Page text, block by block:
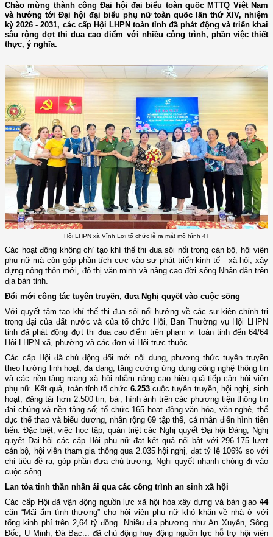
Chào mừng thành công Đại hội đại biểu toàn quốc MTTQ Việt Nam
và hướng tới Đại hội đại biểu phụ nữ toàn quốc lần thứ XIV, nhiệm
kỳ 2026 - 2031, các cấp Hội LHPN toàn tỉnh đã phát động và triển khai
sâu rộng đợt thi đua cao điểm với nhiều công trình, phần việc thiết
thực, ý nghĩa.
Hội LHPN xã Vĩnh Lợi tổ chức lễ ra mắt mô hình 4T
Các hoạt động không chỉ tạo khí thế thi đua sôi nổi trong cán bộ, hội viên
phụ nữ mà còn góp phần tích cực vào sự phát triển kinh tế - xã hội, xây
dựng nông thôn mới, đô thị văn minh và nâng cao đời sống Nhân dân trên
địa bàn tỉnh.
Đổi mới công tác tuyên truyền, đưa Nghị quyết vào cuộc sống
Với quyết tâm tạo khí thế thi đua sôi nổi hướng về các sự kiện chính trị
trọng đại của đất nước và của tổ chức Hội, Ban Thường vụ Hội LHPN
tỉnh đã phát động đợt thi đua cao điểm trên phạm vi toàn tỉnh đến 64/64
Hội LHPN xã, phường và các đơn vị Hội trực thuộc.
Các cấp Hội đã chủ động đổi mới nội dung, phương thức tuyên truyền
theo hướng linh hoạt, đa dạng, tăng cường ứng dụng công nghệ thông tin
và các nền tảng mạng xã hội nhằm nâng cao hiệu quả tiếp cận hội viên
phụ nữ. Kết quả, toàn tỉnh tổ chức6.253 cuộc tuyên truyền, hội nghị, sinh
hoạt; đăng tải hơn 2.500 tin, bài, hình ảnh trên các phương tiện thông tin
đại chúng và nền tảng số; tổ chức 165 hoạt động văn hóa, văn nghệ, thể
dục thể thao và biểu dương, nhân rộng 69 tập thể, cá nhân điển hình tiên
tiến. Đặc biệt, việc học tập, quán triệt các Nghị quyết Đại hội Đảng, Nghị
quyết Đại hội các cấp Hội phụ nữ đạt kết quả nổi bật với 296.175 lượt
cán bộ, hội viên tham gia thông qua 2.035 hội nghị, đạt tỷ lệ 106% so với
chỉ tiêu đề ra, góp phần đưa chủ trương, Nghị quyết nhanh chóng đi vào
cuộc sống.
Lan tỏa tinh thần nhân ái qua các công trình an sinh xã hội
Các cấp Hội đã vận động nguồn lực xã hội hóa xây dựng và bàn giao 44
căn “Mái ấm tình thương” cho hội viên phụ nữ khó khăn về nhà ở với
tổng kinh phí trên 2,64 tỷ đồng. Nhiều địa phương như An Xuyên, Sông
Đốc, U Minh, Đá Bạc... đã chủ động huy động nguồn lực hỗ trợ hội viên